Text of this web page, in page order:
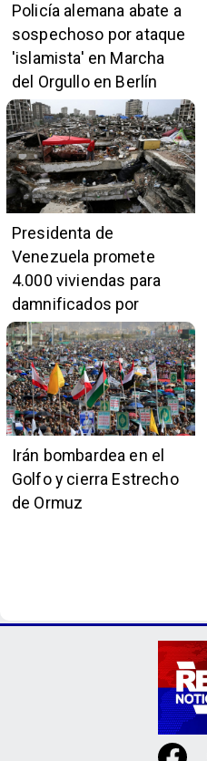
Policía alemana abate a
sospechoso por ataque
'islamista' en Marcha
del Orgullo en Berlín
Presidenta de
Venezuela promete
4.000 viviendas para
damnificados por
terremotos
Irán bombardea en el
Golfo y cierra Estrecho
de Ormuz